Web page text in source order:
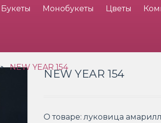
Букеты Монобукеты Цветы
» NEW YEAR 154
NEW YEAR 154
О товаре:луковица